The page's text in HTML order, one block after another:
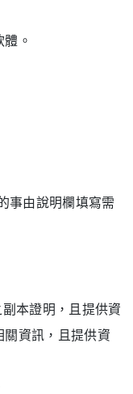
。
事由說明欄填寫需
本證明，且提供資
資訊，且提供資